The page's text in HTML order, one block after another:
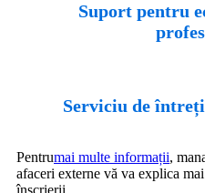
Suport pentru
Serviciu de
Pentrumai multe informații,
afaceri externe vă va explica